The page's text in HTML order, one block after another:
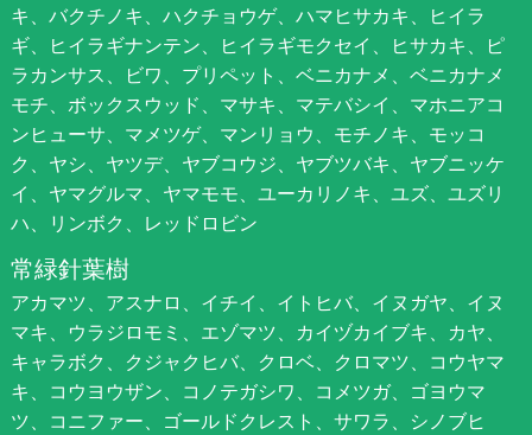
キ、バクチノキ、ハクチョウゲ、ハマヒサカキ、ヒイラ
ギ、ヒイラギナンテン、ヒイラギモクセイ、ヒサカキ、ピ
ラカンサス、ビワ、プリペット、ベニカナメ、ベニカナメ
モチ、ボックスウッド、マサキ、マテバシイ、マホニアコ
ンヒューサ、マメツゲ、マンリョウ、モチノキ、モッコ
ク、ヤシ、ヤツデ、ヤブコウジ、ヤブツバキ、ヤブニッケ
イ、ヤマグルマ、ヤマモモ、ユーカリノキ、ユズ、ユズリ
ハ、リンボク、レッドロビン
常緑針葉樹
アカマツ、アスナロ、イチイ、イトヒバ、イヌガヤ、イヌ
マキ、ウラジロモミ、エゾマツ、カイヅカイブキ、カヤ、
キャラボク、クジャクヒバ、クロベ、クロマツ、コウヤマ
キ、コウヨウザン、コノテガシワ、コメツガ、ゴヨウマ
ツ、コニファー、ゴールドクレスト、サワラ、シノブヒ